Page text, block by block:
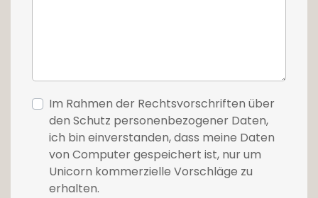
Im Rahmen der Rechtsvorschriften über
den Schutz personenbezogener Daten,
ich bin einverstanden, dass meine Daten
von Computer gespeichert ist, nur um
Unicorn kommerzielle Vorschläge zu
erhalten.